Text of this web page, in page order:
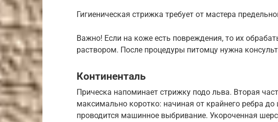
Гигиеническая стрижка требует от мастера
Важно! Если на коже есть повреждения, то их
раствором. После процедуры питомцу нужна
Континенталь
Прическа напоминает стрижку подо льва. Вторая
максимально коротко: начиная от крайнего ребра
проводится машинное выбривание. Укороченная